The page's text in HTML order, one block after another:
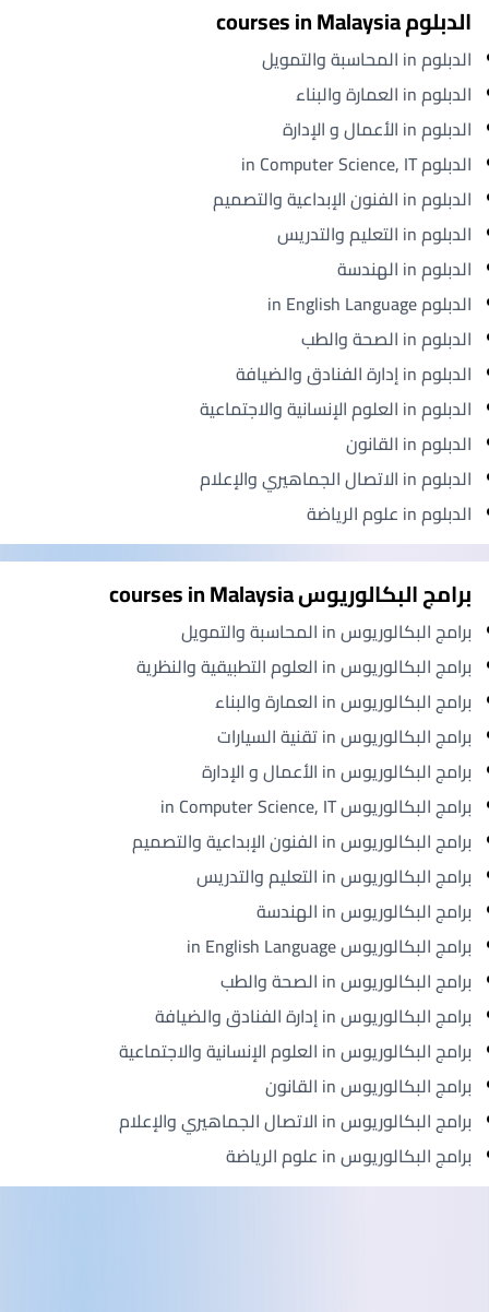
الدبلوم courses in Malaysia
الدبلوم in المحاسبة والتمويل
الدبلوم in العمارة والبناء
الدبلوم in الأعمال و الإدارة
الدبلوم in Computer Science, IT
الدبلوم in الفنون الإبداعية والتصميم
الدبلوم in التعليم والتدريس
الدبلوم in الهندسة
الدبلوم in English Language
الدبلوم in الصحة والطب
الدبلوم in إدارة الفنادق والضيافة
الدبلوم in العلوم الإنسانية والاجتماعية
الدبلوم in القانون
الدبلوم in الاتصال الجماهيري والإعلام
الدبلوم in علوم الرياضة
برامج البكالوريوس courses in Malaysia
برامج البكالوريوس in المحاسبة والتمويل
برامج البكالوريوس in العلوم التطبيقية والنظرية
برامج البكالوريوس in العمارة والبناء
برامج البكالوريوس in تقنية السيارات
برامج البكالوريوس in الأعمال و الإدارة
برامج البكالوريوس in Computer Science, IT
برامج البكالوريوس in الفنون الإبداعية والتصميم
برامج البكالوريوس in التعليم والتدريس
برامج البكالوريوس in الهندسة
برامج البكالوريوس in English Language
برامج البكالوريوس in الصحة والطب
برامج البكالوريوس in إدارة الفنادق والضيافة
برامج البكالوريوس in العلوم الإنسانية والاجتماعية
برامج البكالوريوس in القانون
برامج البكالوريوس in الاتصال الجماهيري والإعلام
برامج البكالوريوس in علوم الرياضة